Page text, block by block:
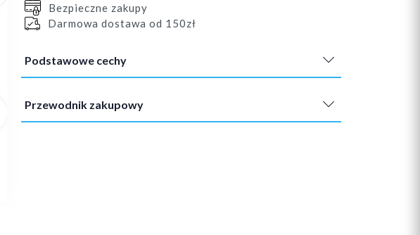
Następny
Bezpieczne zakupy
Darmowa dostawa od 150zł
Podstawowe cechy
Przewodnik zakupowy